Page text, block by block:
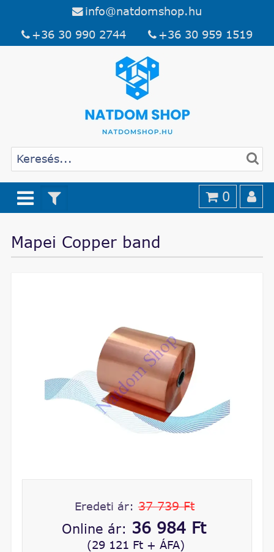
info@natdomshop.hu
+36 30 990 2744
+36 30 959 1519
0
Mapei Copper band
Eredeti ár: 37 739 Ft
Online ár: 36 984 Ft
(29 121 Ft + ÁFA)